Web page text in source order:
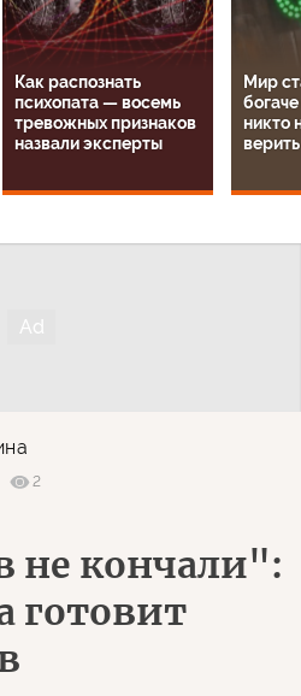
Как распознать
психопата — восемь
тревожных признаков
назвали эксперты
Мир
никто
верить
2
не кончали":
готовит